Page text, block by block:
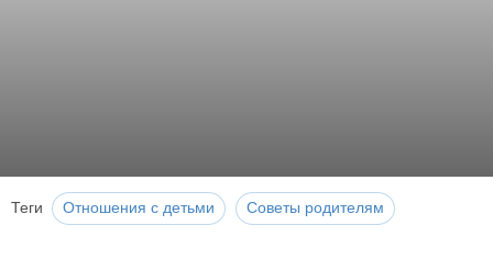
Теги Отношения с детьми Советы родителям